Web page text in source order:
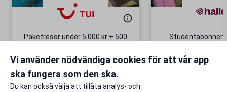
Paketresor under 5 000 kr + 500
Gäller även på redan prissänkta
Till rabatten
+ 20 GB
Vi använder nödvändiga cookies för att vår app
ska fungera som den ska.
Du kan också välja att tillåta analys- och